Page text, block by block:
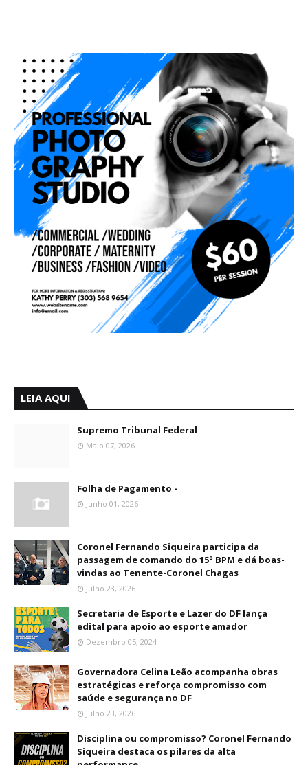
LEIA AQUI
Supremo Tribunal Federal
Maio 07, 2026
Folha de Pagamento -
Junho 01, 2026
Coronel Fernando Siqueira participa da
passagem de comando do 15º BPM e dá boas-
vindas ao Tenente-Coronel Chagas
Julho 23, 2026
Secretaria de Esporte e Lazer do DF lança
edital para apoio ao esporte amador
Dezembro 05, 2024
Governadora Celina Leão acompanha obras
estratégicas e reforça compromisso com
saúde e segurança no DF
Julho 23, 2026
Disciplina ou compromisso? Coronel Fernando
Siqueira destaca os pilares da alta